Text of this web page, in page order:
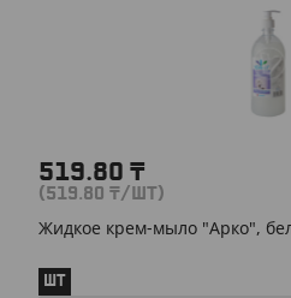
519.80 ₸
(519.80 ₸/ШТ)
Жидкое крем-мыло "Арко",
ШТ